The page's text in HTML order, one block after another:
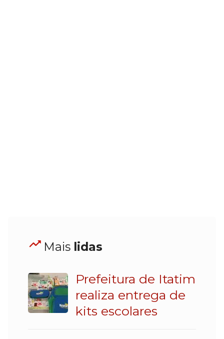
Mais lidas
Prefeitura de Itatim
realiza entrega de
kits escolares